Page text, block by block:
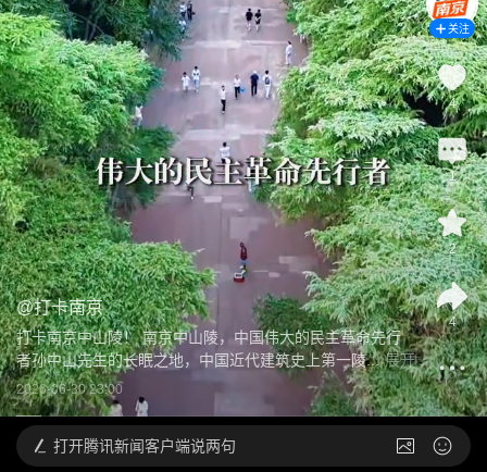
@打卡南京
打卡南京中山陵！ 南京中山陵，中国伟大的民主革命先行
者孙中山先生的长眠之地，中国近代建筑史上第一陵... 展开
2026-06-30 23:00
关注
4
1
2
4
打开腾讯新闻客户端说两句